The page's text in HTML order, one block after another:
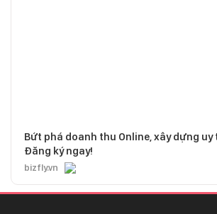
Bứt phá doanh thu Online, xây dựng uy
Đăng ký ngay!
bizfly.vn